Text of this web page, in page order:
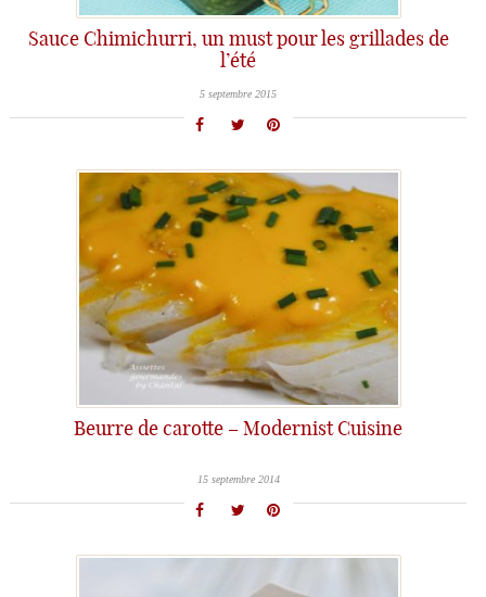
Sauce Chimichurri, un must pour les grillades de
l’été
5 septembre 2015
Beurre de carotte – Modernist Cuisine
15 septembre 2014